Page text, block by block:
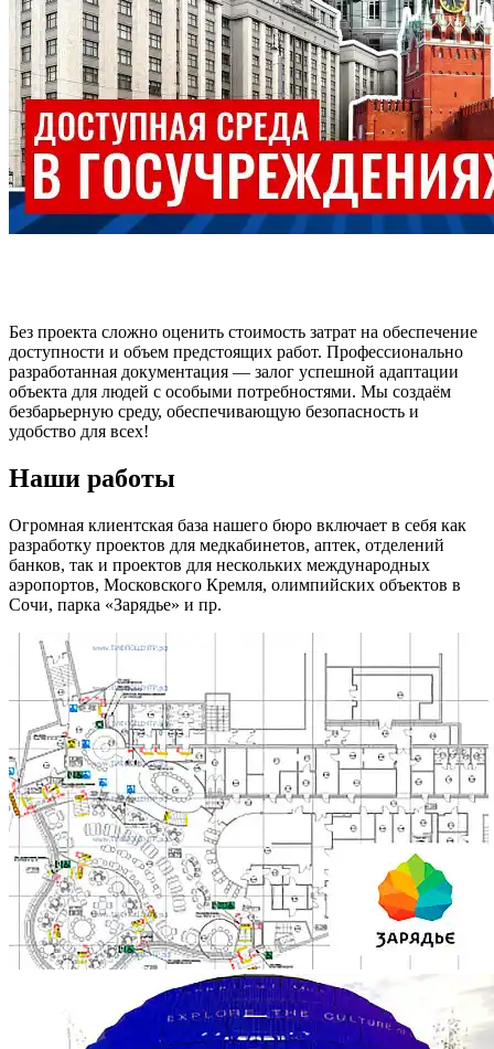
Без проекта сложно оценить стоимость затрат на обеспечение
доступности и объем предстоящих работ. Профессионально
разработанная документация — залог успешной адаптации
объекта для людей с особыми потребностями. Мы создаём
безбарьерную среду, обеспечивающую безопасность и
удобство для всех!
Наши работы
Огромная клиентская база нашего бюро включает в себя как
разработку проектов для медкабинетов, аптек, отделений
банков, так и проектов для нескольких международных
аэропортов, Московского Кремля, олимпийских объектов в
Сочи, парка «Зарядье» и пр.